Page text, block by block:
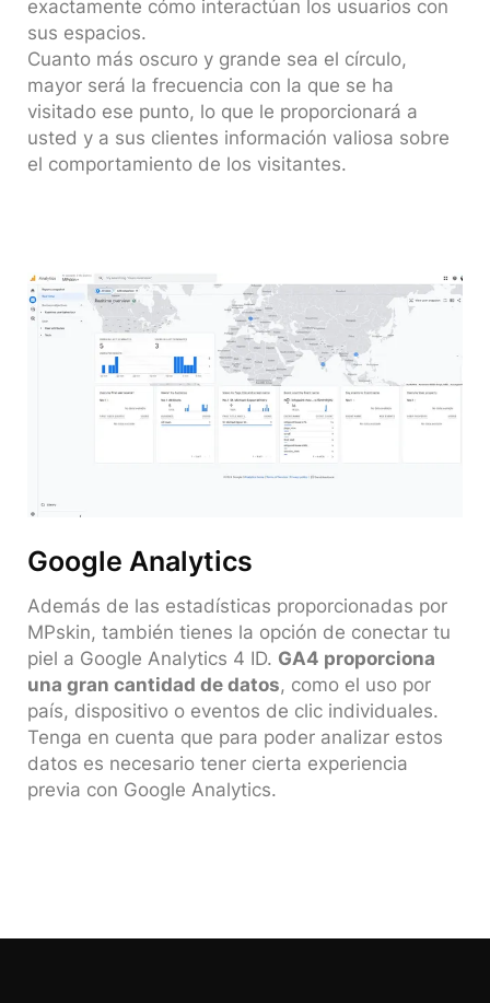
exactamente cómo interactúan los usuarios con
sus espacios.
Cuanto más oscuro y grande sea el círculo,
mayor será la frecuencia con la que se ha
visitado ese punto, lo que le proporcionará a
usted y a sus clientes información valiosa sobre
el comportamiento de los visitantes.
Google Analytics
Además de las estadísticas proporcionadas por
MPskin, también tienes la opción de conectar tu
piel a Google Analytics 4 ID. GA4 proporciona
una gran cantidad de datos, como el uso por
país, dispositivo o eventos de clic individuales.
Tenga en cuenta que para poder analizar estos
datos es necesario tener cierta experiencia
previa con Google Analytics.